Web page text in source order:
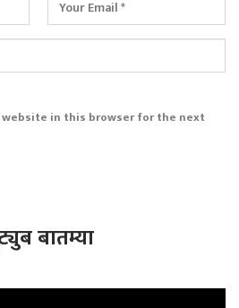
website in this browser for the next
बातम्या